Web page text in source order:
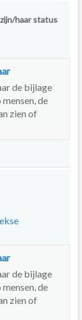
haar status
de bijlage
de
zien of
de bijlage
de
zien of